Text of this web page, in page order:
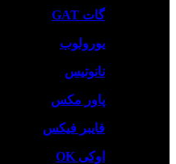
گات GAT
یورولوب
نانوتیس
پاور مکس
فایبر فیکس
اوکی OK